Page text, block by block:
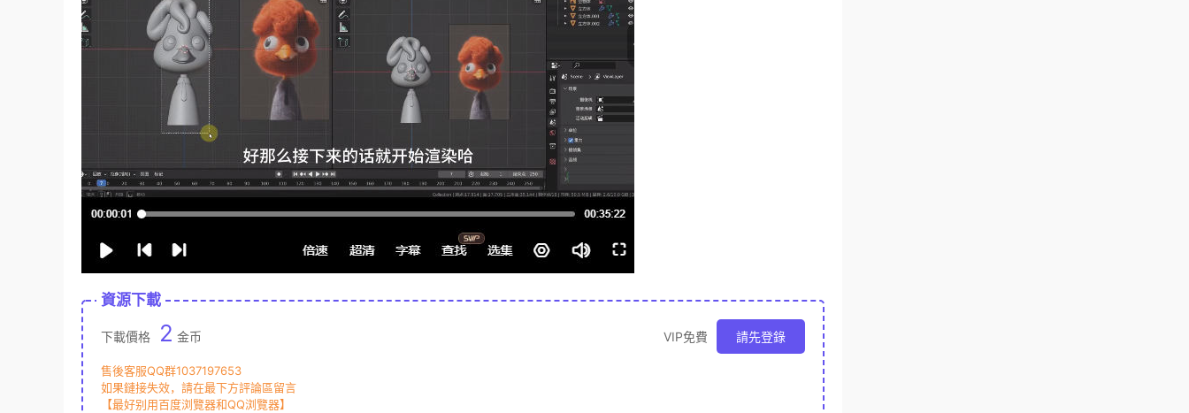
資源下載
下載價格 2 金币 VIP免費 請先登錄
售後客服QQ群1037197653
如果鏈接失效，請在最下方評論區留言
【最好别用百度浏覽器和QQ浏覽器】